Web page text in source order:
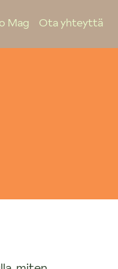
Mag Ota yhteyttä